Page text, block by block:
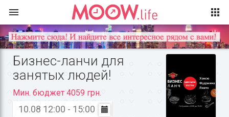
Бизнес-ланчи для
занятых людей!
Мин. бюджет 4059 грн.
10.08 12:00 - 15:00